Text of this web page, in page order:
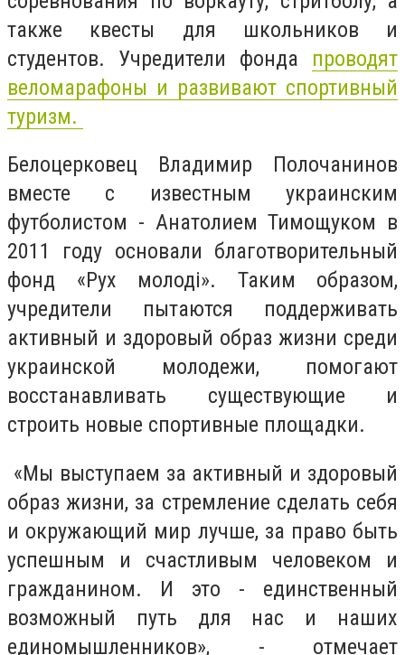
также квесты для школьников и
студентов. Учредители фонда проводят
веломарафоны и развивают спортивный
туризм.
Белоцерковец Владимир Полочанинов
вместе с известным украинским
футболистом - Анатолием Тимощуком в
2011 году основали благотворительный
фонд «Рух молоді». Таким образом,
учредители пытаются поддерживать
активный и здоровый образ жизни среди
украинской молодежи, помогают
восстанавливать существующие и
строить новые спортивные площадки.
«Мы выступаем за активный и здоровый
образ жизни, за стремление сделать себя
и окружающий мир лучше, за право быть
успешным и счастливым человеком и
гражданином. И это - единственный
возможный путь для нас и наших
единомышленников», - отмечает